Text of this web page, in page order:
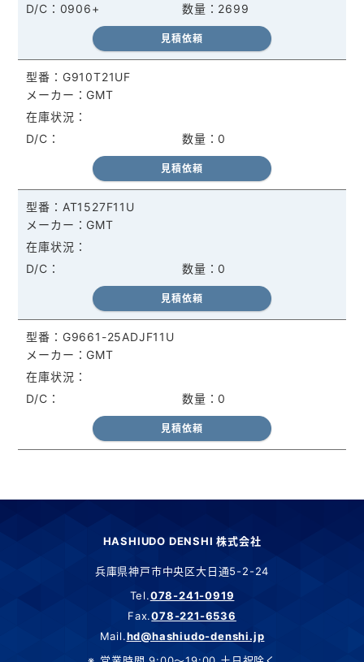
2699
0906+
見積依頼
G910T21UF
GMT
0
見積依頼
AT1527F11U
GMT
0
見積依頼
G9661-25ADJF11U
GMT
0
見積依頼
HASHIUDO DENSHI 株式会社
兵庫県神戸市中央区大日通5-2-24
Tel.078-241-0919
Fax.078-221-6536
Mail.hd@hashiudo-denshi.jp